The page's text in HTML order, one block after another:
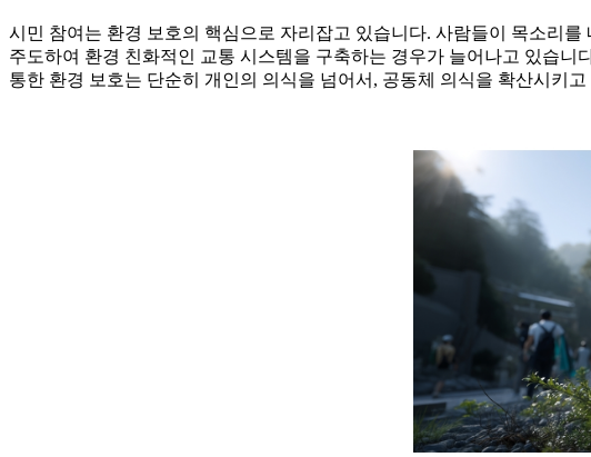
시민 참여는 환경 보호의 핵심으로 자리잡고 있습니다. 사람들이 목소리
주도하여 환경 친화적인 교통 시스템을 구축하는 경우가 늘어나고 있습
통한 환경 보호는 단순히 개인의 의식을 넘어서, 공동체 의식을 확산시키